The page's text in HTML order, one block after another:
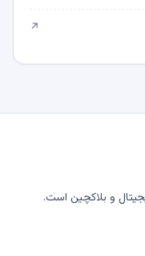
↗
و بلاکچین است.